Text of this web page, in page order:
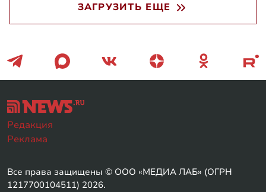
ЗАГРУЗИТЬ ЕЩЕ
Редакция
Реклама
Все права защищены © ООО «МЕДИА ЛАБ» (ОГРН
1217700104511) 2026.